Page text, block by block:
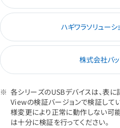
ハギワラソリュー
株式会社バ
各シリーズのUSBデバイスは、表
Viewの検証バージョンで検証して
様変更により正常に動作しない可
は十分に検証を行ってください。